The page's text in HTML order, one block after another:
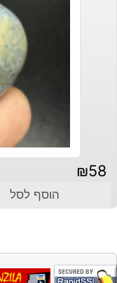
₪58
הוסף לסל